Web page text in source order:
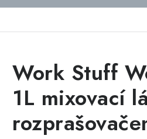
Work Stuff
1L mixovací